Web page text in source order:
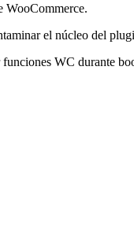
WooCommerce.
el núcleo del
WC durante